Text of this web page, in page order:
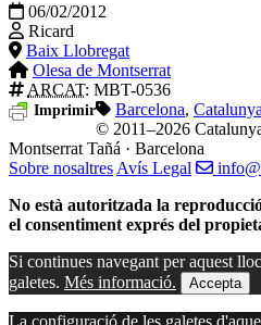
06/02/2012
Ricard
Baix Llobregat
Olesa de Montserrat
ARCAT: MBT-0536
Imprimir Barcelona, Catalunya
© 2011–2026
Montserrat Tañá · Barcelona
Sobre nosaltres Avís Legal
No està autoritzada la
el consentiment exprés del
Si continues navegant per aquest
galetes. Més informació. Accepta
La configuració de les galetes